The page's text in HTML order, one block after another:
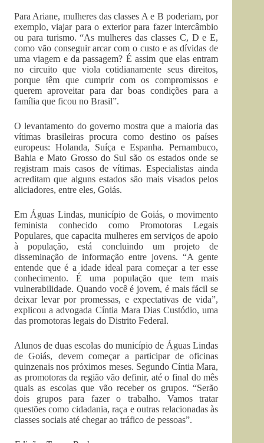
Para Ariane, mulheres das classes A e B poderiam, por
exemplo, viajar para o exterior para fazer intercâmbio
ou para turismo. “As mulheres das classes C, D e E,
como vão conseguir arcar com o custo e as dívidas de
uma viagem e da passagem? É assim que elas entram
no circuito que viola cotidianamente seus direitos,
porque têm que cumprir com os compromissos e
querem aproveitar para dar boas condições para a
família que ficou no Brasil”.
O levantamento do governo mostra que a maioria das
vítimas brasileiras procura como destino os países
europeus: Holanda, Suíça e Espanha. Pernambuco,
Bahia e Mato Grosso do Sul são os estados onde se
registram mais casos de vítimas. Especialistas ainda
acreditam que alguns estados são mais visados pelos
aliciadores, entre eles, Goiás.
Em Águas Lindas, município de Goiás, o movimento
feminista conhecido como Promotoras Legais
Populares, que capacita mulheres em serviços de apoio
à população, está concluindo um projeto de
disseminação de informação entre jovens. “A gente
entende que é a idade ideal para começar a ter esse
conhecimento. É uma população que tem mais
vulnerabilidade. Quando você é jovem, é mais fácil se
deixar levar por promessas, e expectativas de vida”,
explicou a advogada Cíntia Mara Dias Custódio, uma
das promotoras legais do Distrito Federal.
Alunos de duas escolas do município de Águas Lindas
de Goiás, devem começar a participar de oficinas
quinzenais nos próximos meses. Segundo Cíntia Mara,
as promotoras da região vão definir, até o final do mês
quais as escolas que vão receber os grupos. “Serão
dois grupos para fazer o trabalho. Vamos tratar
questões como cidadania, raça e outras relacionadas às
classes sociais até chegar ao tráfico de pessoas”.